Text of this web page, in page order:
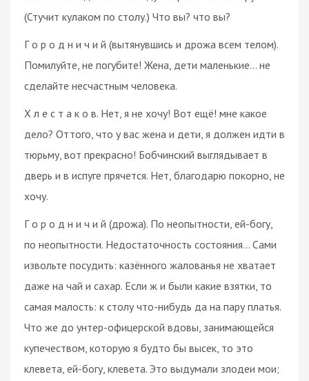
(Стучит кулаком по столу.) Что вы? что вы?
Г о р о д н и ч и й (вытянувшись и дрожа всем телом).
Помилуйте, не погубите! Жена, дети маленькие… не
сделайте несчастным человека.
Х л е с т а к о в. Нет, я не хочу! Вот ещё! мне какое
дело? Оттого, что у вас жена и дети, я должен идти в
тюрьму, вот прекрасно! Бобчинский выглядывает в
дверь и в испуге прячется. Нет, благодарю покорно, не
хочу.
Г о р о д н и ч и й (дрожа). По неопытности, ей-богу,
по неопытности. Недостаточность состояния… Сами
извольте посудить: казённого жалованья не хватает
даже на чай и сахар. Если ж и были какие взятки, то
самая малость: к столу что-нибудь да на пару платья.
Что же до унтер-офицерской вдовы, занимающейся
купечеством, которую я будто бы высек, то это
клевета, ей-богу, клевета. Это выдумали злодеи мои;